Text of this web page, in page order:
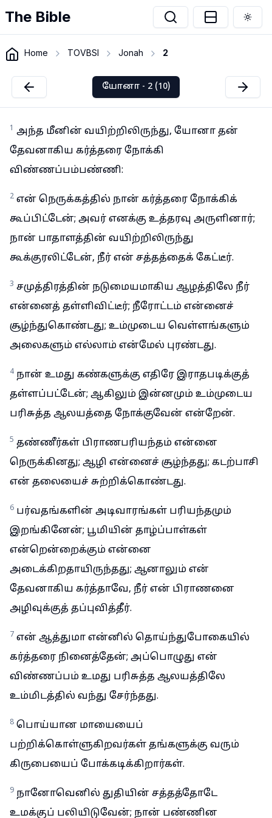
The Bible
Home TOVBSI Jonah 2
யோனா - 2 (10)
1 அந்த மீனின் வயிற்றிலிருந்து, யோனா தன்
தேவனாகிய கர்த்தரை நோக்கி
விண்ணப்பம்பண்ணி:
2 என் நெருக்கத்தில் நான் கர்த்தரை நோக்கிக்
கூப்பிட்டேன்; அவர் எனக்கு உத்தரவு அருளினார்;
நான் பாதாளத்தின் வயிற்றிலிருந்து
கூக்குரலிட்டேன், நீர் என் சத்தத்தைக் கேட்டீர்.
3 சமுத்திரத்தின் நடுமையமாகிய ஆழத்திலே நீர்
என்னைத் தள்ளிவிட்டீர்; நீரோட்டம் என்னைச்
சூழ்ந்துகொண்டது; உம்முடைய வெள்ளங்களும்
அலைகளும் எல்லாம் என்மேல் புரண்டது.
4 நான் உமது கண்களுக்கு எதிரே இராதபடிக்குத்
தள்ளப்பட்டேன்; ஆகிலும் இன்னமும் உம்முடைய
பரிசுத்த ஆலயத்தை நோக்குவேன் என்றேன்.
5 தண்ணீர்கள் பிராணபரியந்தம் என்னை
நெருக்கினது; ஆழி என்னைச் சூழ்ந்தது; கடற்பாசி
என் தலையைச் சுற்றிக்கொண்டது.
6 பர்வதங்களின் அடிவாரங்கள் பரியந்தமும்
இறங்கினேன்; பூமியின் தாழ்ப்பாள்கள்
என்றென்றைக்கும் என்னை
அடைக்கிறதாயிருந்தது; ஆனாலும் என்
தேவனாகிய கர்த்தாவே, நீர் என் பிராணனை
அழிவுக்குத் தப்புவித்தீர்.
7 என் ஆத்துமா என்னில் தொய்ந்துபோகையில்
கர்த்தரை நினைத்தேன்; அப்பொழுது என்
விண்ணப்பம் உமது பரிசுத்த ஆலயத்திலே
உம்மிடத்தில் வந்து சேர்ந்தது.
8 பொய்யான மாயையைப்
பற்றிக்கொள்ளுகிறவர்கள் தங்களுக்கு வரும்
கிருபையைப் போக்கடிக்கிறார்கள்.
9 நானோவெனில் துதியின் சத்தத்தோடே
உமக்குப் பலியிடுவேன்; நான் பண்ணின